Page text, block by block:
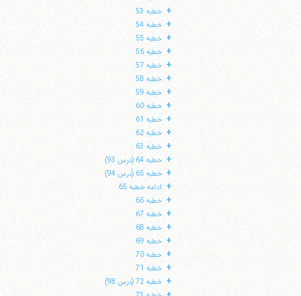
+ خطبه 53
+ خطبه 54
+ خطبه 55
+ خطبه 56
+ خطبه 57
+ خطبه 58
+ خطبه 59
+ خطبه 60
+ خطبه 61
+ خطبه 62
+ خطبه 63
+ خطبه 64 (درس 93)
+ خطبه 65 (درس 94)
+ ادامه خطبه 65
+ خطبه 66
+ خطبه 67
+ خطبه 68
+ خطبه 69
+ خطبه 70
+ خطبه 71
+ خطبه 72 (درس 98)